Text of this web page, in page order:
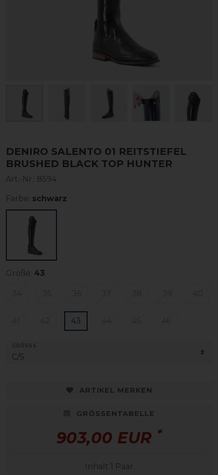
DENIRO SALENTO 01 REITSTIEFEL
BRUSHED BLACK TOP HUNTER
Art.-Nr.: 8594
Farbe: schwarz
Größe: 43
43
ARTIKEL MERKEN
GRÖSSENTABELLE
903,00 EUR *
Inhalt 1 Paar